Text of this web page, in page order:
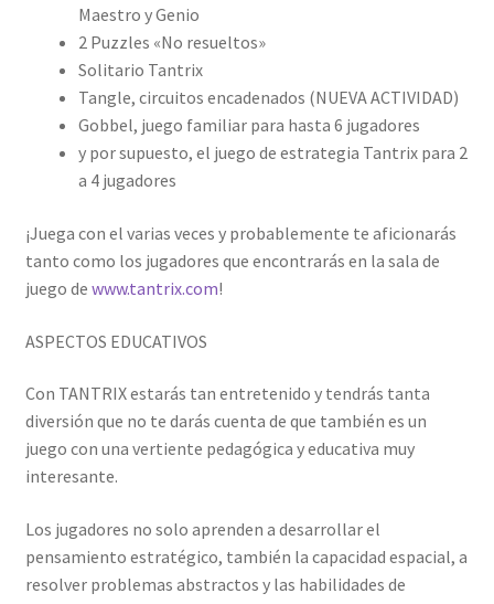
Maestro y Genio
2 Puzzles «No resueltos»
Solitario Tantrix
Tangle, circuitos encadenados (NUEVA ACTIVIDAD)
Gobbel, juego familiar para hasta 6 jugadores
y por supuesto, el juego de estrategia Tantrix para 2
a 4 jugadores
¡Juega con el varias veces y probablemente te aficionarás
tanto como los jugadores que encontrarás en la sala de
juego de www.tantrix.com!
ASPECTOS EDUCATIVOS
Con TANTRIX estarás tan entretenido y tendrás tanta
diversión que no te darás cuenta de que también es un
juego con una vertiente pedagógica y educativa muy
interesante.
Los jugadores no solo aprenden a desarrollar el
pensamiento estratégico, también la capacidad espacial, a
resolver problemas abstractos y las habilidades de